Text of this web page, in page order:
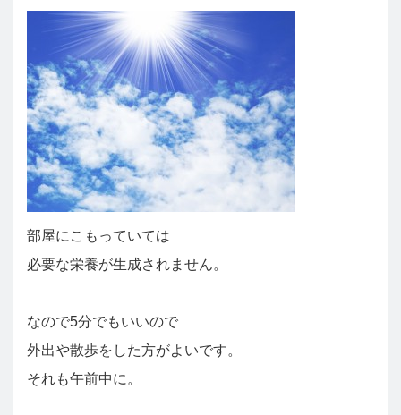
部屋にこもっていては
必要な栄養が生成されません。
なので5分でもいいので
外出や散歩をした方がよいです。
それも午前中に。